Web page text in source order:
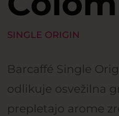
SINGLE ORIGIN
Barcaffé Single
odlikuje osvežilna
prepletajo arome